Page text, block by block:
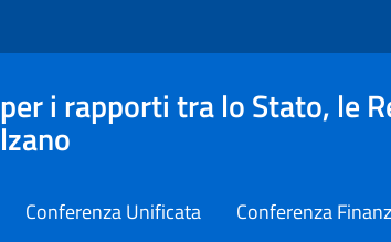
i rapporti tra lo Stato, le
Conferenza Unificata Conferenza